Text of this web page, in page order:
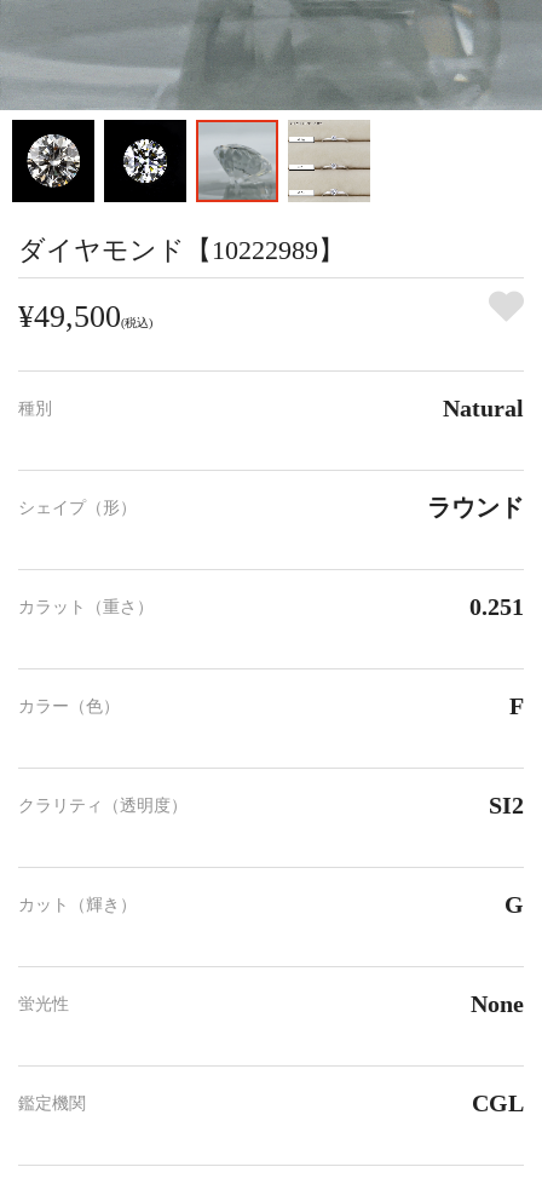
ダイヤモンド【10222989】
¥49,500(税込)
種別 Natural
シェイプ（形） ラウンド
カラット（重さ） 0.251
カラー（色） F
クラリティ（透明度） SI2
カット（輝き） G
蛍光性 None
鑑定機関 CGL